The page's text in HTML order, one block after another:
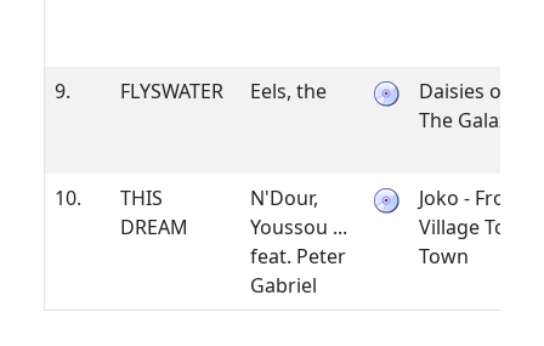
9. FLYSWATER Eels, the
Daisies of
The Galaxy
10.
THIS
DREAM
N'Dour,
Youssou ...
feat. Peter
Gabriel
Joko - From
Village To
Town